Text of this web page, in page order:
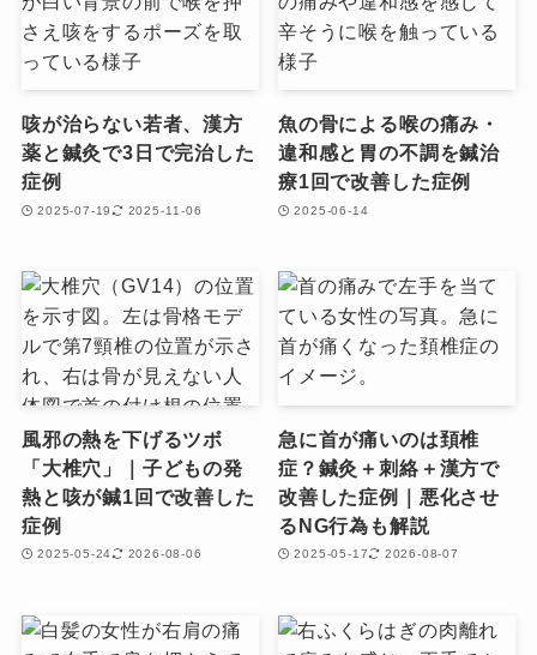
咳が治らない若者、漢方
薬と鍼灸で3日で完治した
症例
2025-07-19 2025-11-06
魚の骨による喉の痛み・
違和感と胃の不調を鍼治
療1回で改善した症例
2025-06-14
風邪の熱を下げるツボ
「大椎穴」｜子どもの発
熱と咳が鍼1回で改善した
症例
2025-05-24 2026-08-06
急に首が痛いのは頚椎
症？鍼灸＋刺絡＋漢方で
改善した症例｜悪化させ
るNG行為も解説
2025-05-17 2026-08-07